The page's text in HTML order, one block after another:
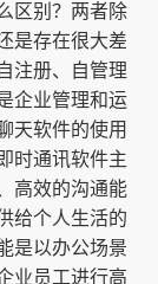
区别？两者除
是存在很大差
注册、自管理
企业管理和运
天软件的使用
时通讯软件主
高效的沟通能
给个人生活的
是以办公场景
业员工进行高